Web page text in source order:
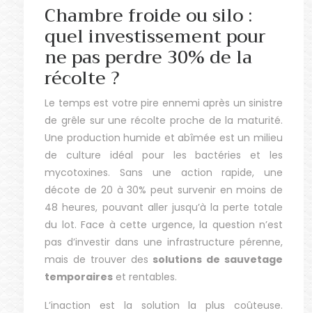
Chambre froide ou silo :
quel investissement pour
ne pas perdre 30% de la
récolte ?
Le temps est votre pire ennemi après un sinistre
de grêle sur une récolte proche de la maturité.
Une production humide et abîmée est un milieu
de culture idéal pour les bactéries et les
mycotoxines. Sans une action rapide, une
décote de 20 à 30% peut survenir en moins de
48 heures, pouvant aller jusqu’à la perte totale
du lot. Face à cette urgence, la question n’est
pas d’investir dans une infrastructure pérenne,
mais de trouver des solutions de sauvetage
temporaires et rentables.
L’inaction est la solution la plus coûteuse.